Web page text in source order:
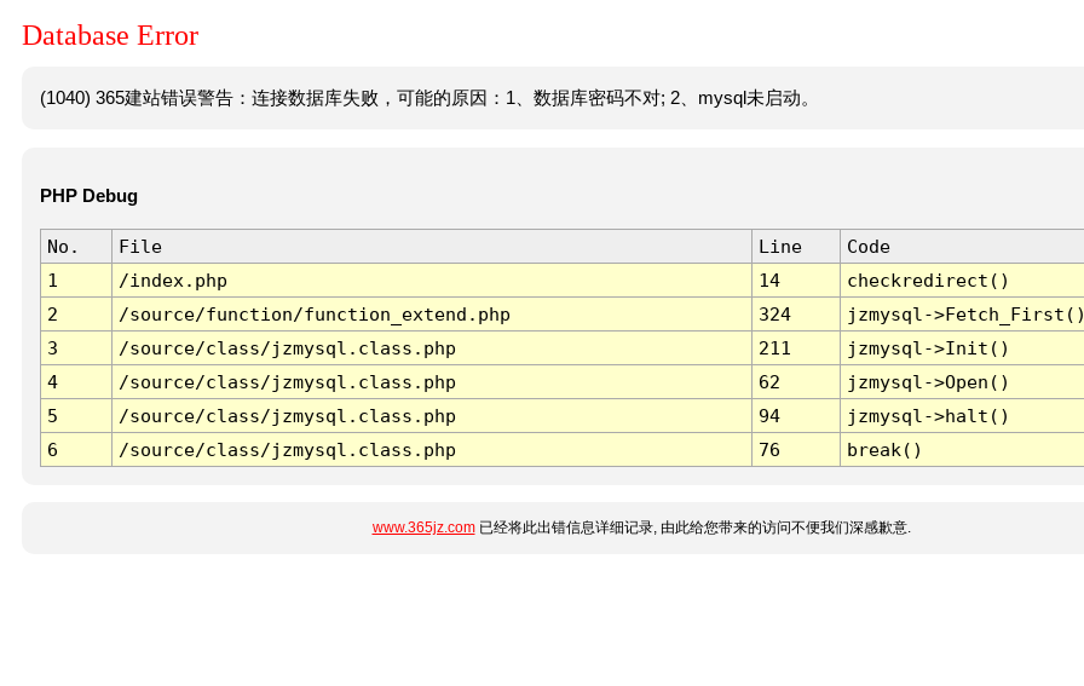
Database Error
(1040) 365建站错误警告：连接数据库失败，可能的原因：1、数据库密码不对; 2、mysql未启动。
PHP Debug
No. File Line
Code
1
/index.php 14
checkredirect()
2
/source/function/function_extend.php 324
jzmysql-
3
/source/class/jzmysql.class.php 211
jzmysql->Init()
4
/source/class/jzmysql.class.php 62
jzmysql->Open()
5
/source/class/jzmysql.class.php 94
jzmysql->halt()
6
/source/class/jzmysql.class.php 76 break()
www.365jz.com已经将此出错信息详细记录, 由此给您带来的访问不便我们深感歉意.